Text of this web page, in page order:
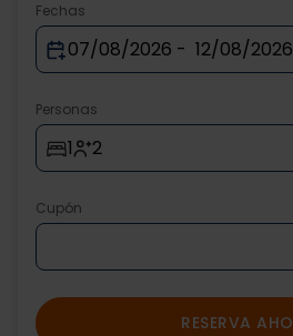
Fechas
Personas
1 2
Cupón
RESERVA